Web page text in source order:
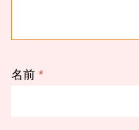
名前 *